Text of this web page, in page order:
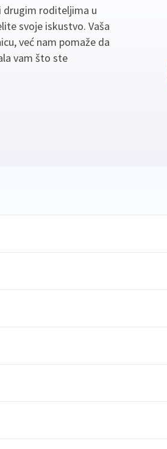
drugim roditeljima u
svoje iskustvo. Vaša
već nam pomaže da
vam što ste